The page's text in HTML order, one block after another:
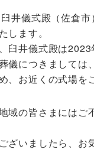
井儀式殿（佐倉
します。
臼井儀式殿は
儀につきましては
、お近くの式場を
域の皆さまにはご
ざいましたら、お